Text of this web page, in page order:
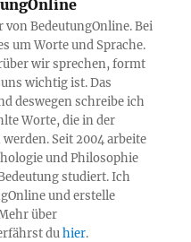
BedeutungOnline. Bei
um Worte und Sprache.
wir sprechen, formt
wichtig ist. Das
deswegen schreibe ich
Worte, die in der
Seit 2004 arbeite
und Philosophie
studiert. Ich
und erstelle
über
duhier.